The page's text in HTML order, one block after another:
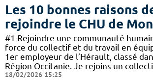
Les 10 bonnes raisons
rejoindre le CHU de
#1 Rejoindre une communauté
force du collectif et du travail en
1er employeur de l’Hérault, classé
Région Occitanie. Je rejoins un collecti
18/02/2026 15:25